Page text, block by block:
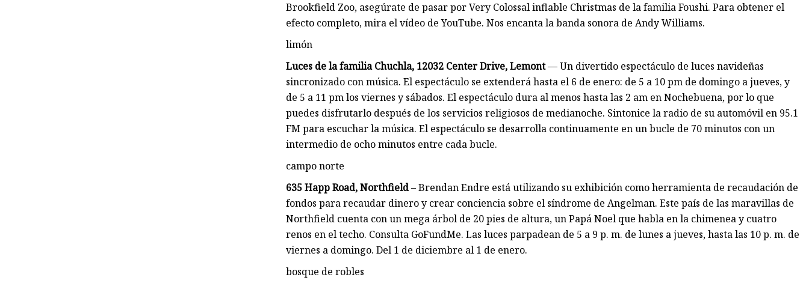
Brookfield Zoo, asegúrate de pasar por Very Colossal inflable Christmas de la familia Foushi. Para obtener el
efecto completo, mira el vídeo de YouTube. Nos encanta la banda sonora de Andy Williams.
limón
Luces de la familia Chuchla, 12032 Center Drive, Lemont— Un divertido espectáculo de luces navideñas
sincronizado con música. El espectáculo se extenderá hasta el 6 de enero: de 5 a 10 pm de domingo a jueves, y
de 5 a 11 pm los viernes y sábados. El espectáculo dura al menos hasta las 2 am en Nochebuena, por lo que
puedes disfrutarlo después de los servicios religiosos de medianoche. Sintonice la radio de su automóvil en 95.1
FM para escuchar la música. El espectáculo se desarrolla continuamente en un bucle de 70 minutos con un
intermedio de ocho minutos entre cada bucle.
campo norte
635 Happ Road, Northfield– Brendan Endre está utilizando su exhibición como herramienta de recaudación de
fondos para recaudar dinero y crear conciencia sobre el síndrome de Angelman. Este país de las maravillas de
Northfield cuenta con un mega árbol de 20 pies de altura, un Papá Noel que habla en la chimenea y cuatro
renos en el techo. Consulta GoFundMe. Las luces parpadean de 5 a 9 p. m. de lunes a jueves, hasta las 10 p. m. de
viernes a domingo. Del 1 de diciembre al 1 de enero.
bosque de robles